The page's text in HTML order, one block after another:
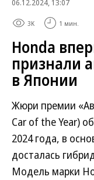
06.12.2024, 13:07
3K 1 мин.
Honda
признали
в Японии
Жюри премии
Car of the Year)
2024 года, в
досталась
Модель марки